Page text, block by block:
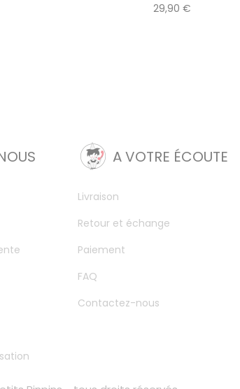
29,90 €
A VOTRE ÉCOUTE
Livraison
Retour et échange
Paiement
FAQ
Contactez-nous